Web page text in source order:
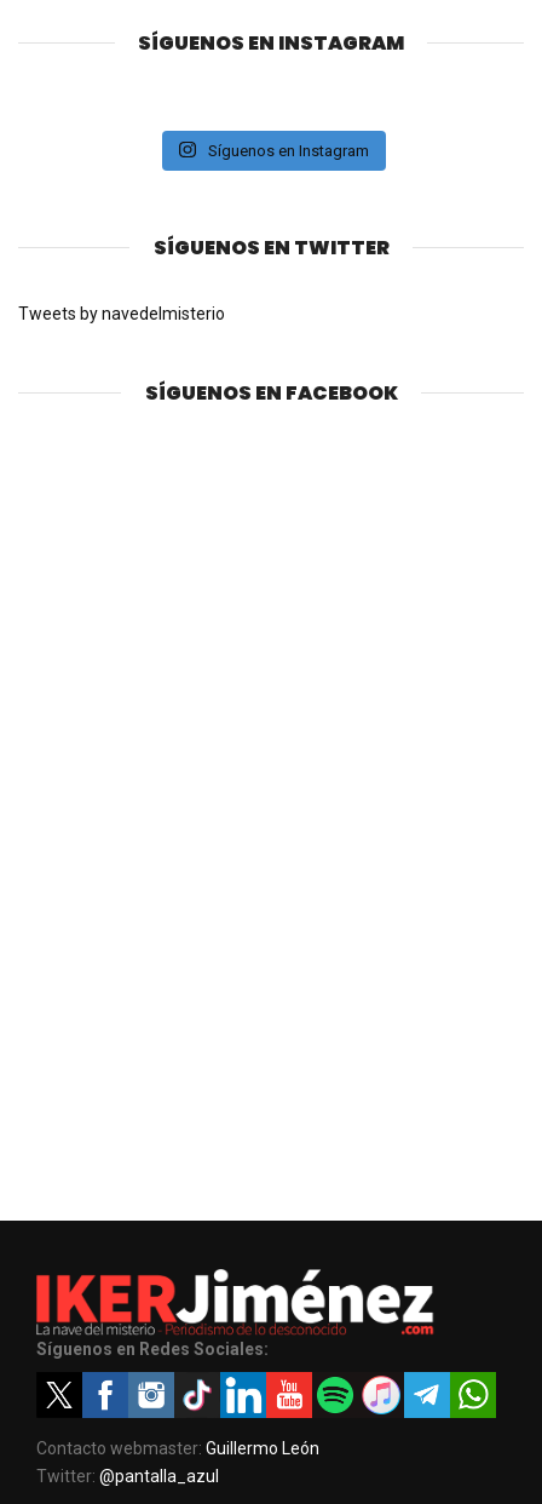
SÍGUENOS EN INSTAGRAM
Síguenos en Instagram
SÍGUENOS EN TWITTER
Tweets by navedelmisterio
SÍGUENOS EN FACEBOOK
Síguenos en Redes Sociales:
Contacto webmaster: Guillermo León
Twitter: @pantalla_azul